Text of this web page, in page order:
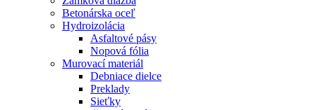
Betonárska oceľ
Hydroizolácia
Asfaltové pásy
Nopová fólia
Murovací materiál
Debniace dielce
Preklady
Sieťky